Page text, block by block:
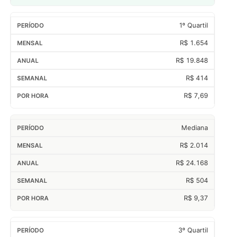
1º Quartil
R$ 1.654
R$ 19.848
R$ 414
R$ 7,69
Mediana
R$ 2.014
R$ 24.168
R$ 504
R$ 9,37
3º Quartil